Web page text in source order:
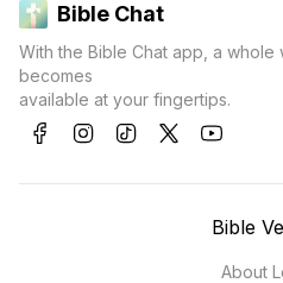
Bible Chat
With the Bible Chat app, a
becomes
available at your fingertips.
Bible
About